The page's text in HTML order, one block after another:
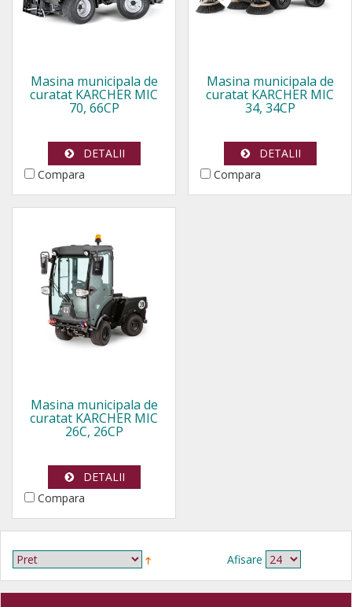
Masina municipala de
curatat KARCHER MIC
70, 66CP
DETALII
Compara
Masina municipala de
curatat KARCHER MIC
34, 34CP
DETALII
Compara
Masina municipala de
curatat KARCHER MIC
26C, 26CP
DETALII
Compara
Afisare